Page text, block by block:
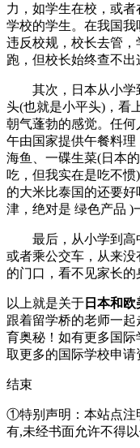
力，如学生在校，或
学校的学生。在我国
违反校规，校长去管
跑，但校长始终查不出
其次，日本从小学
头(也就是小平头)，看
朝气蓬勃的感觉。任
午由国家提供午餐料
海鱼、一碟生菜(日本
吃，但我实在是吃不
的大米比泰国的还要
津，绝对是 绿色产品 )
最后，从小学到高中
或者乘公交车，从来
的门口，看不见家长的
以上就是关于 日本和
跟着留学桥的老师一
育奥秘！如有更多国际
取更多的国际学校申请
结束
①特别声明：本站点注
有,未经书面允许不得